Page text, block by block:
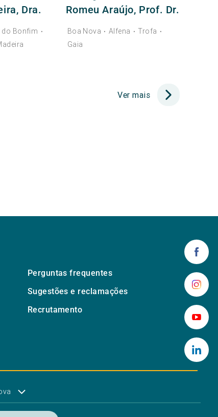
Dra.
do Bonfim •
Romeu Araújo, Prof. Dr.
Boa Nova • Alfena • Trofa •
Gaia
Ver mais
Perguntas frequentes
Sugestões e reclamações
Recrutamento